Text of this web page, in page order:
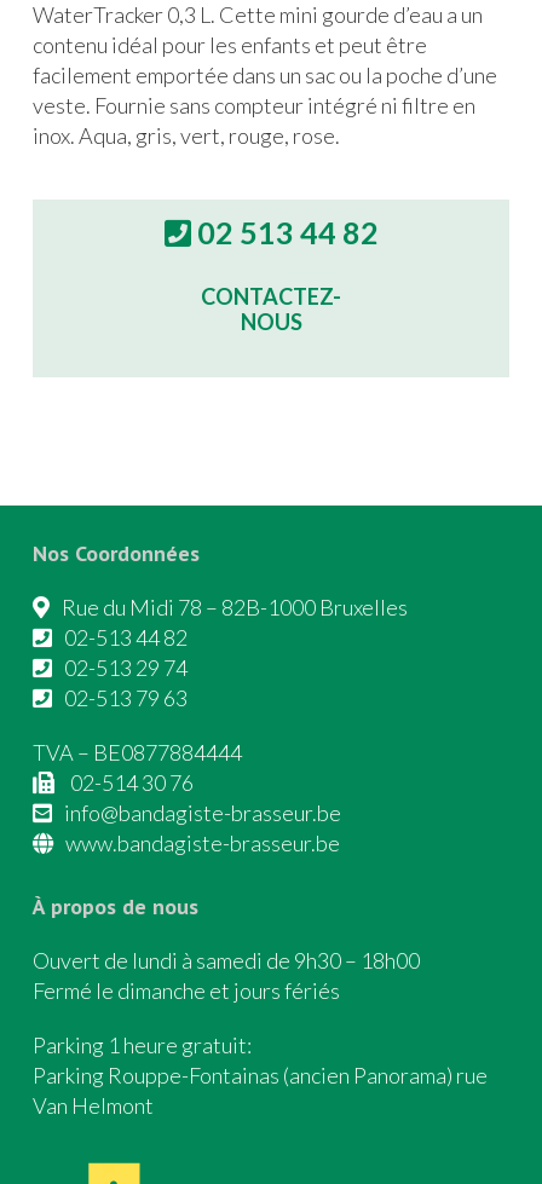
WaterTracker 0,3 L. Cette mini gourde d’eau a un
contenu idéal pour les enfants et peut être
facilement emportée dans un sac ou la poche d’une
veste. Fournie sans compteur intégré ni filtre en
inox. Aqua, gris, vert, rouge, rose.
02 513 44 82
CONTACTEZ-
NOUS
Nos Coordonnées
Rue du Midi 78 – 82B-1000 Bruxelles
02-513 44 82
02-513 29 74
02-513 79 63
TVA – BE0877884444
02-514 30 76
info@bandagiste-brasseur.be
www.bandagiste-brasseur.be
À propos de nous
Ouvert de lundi à samedi de 9h30 – 18h00
Fermé le dimanche et jours fériés
Parking 1 heure gratuit:
Parking Rouppe-Fontainas (ancien Panorama) rue
Van Helmont